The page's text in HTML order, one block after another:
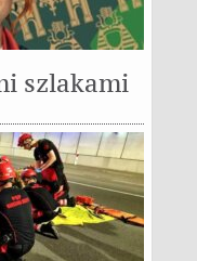
szlakami